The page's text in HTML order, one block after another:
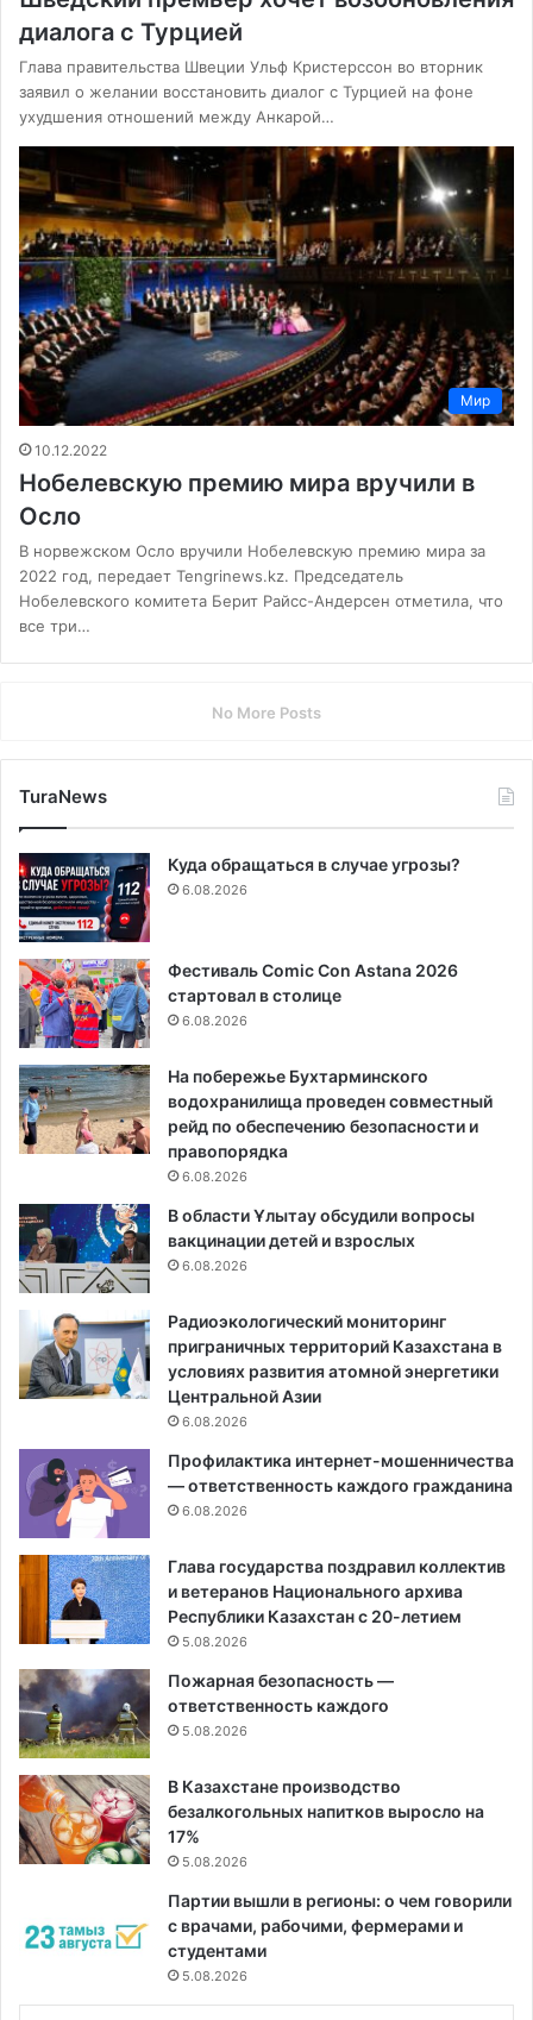
диалога с Турцией
Глава правительства Швеции Ульф Кристерссон во вторник
заявил о желании восстановить диалог с Турцией на фоне
ухудшения отношений между Анкарой…
Мир
10.12.2022
Нобелевскую премию мира вручили в
Осло
В норвежском Осло вручили Нобелевскую премию мира за
2022 год, передает Tengrinews.kz. Председатель
Нобелевского комитета Берит Райсс-Андерсен отметила, что
все три…
No More Posts
TuraNews
Куда обращаться в случае угрозы?
6.08.2026
Фестиваль Comic Con Astana 2026
стартовал в столице
6.08.2026
На побережье Бухтарминского
водохранилища проведен совместный
рейд по обеспечению безопасности и
правопорядка
6.08.2026
В области Ұлытау обсудили вопросы
вакцинации детей и взрослых
6.08.2026
Радиоэкологический мониторинг
приграничных территорий Казахстана в
условиях развития атомной энергетики
Центральной Азии
6.08.2026
Профилактика интернет-мошенничества
— ответственность каждого гражданина
6.08.2026
Глава государства поздравил коллектив
и ветеранов Национального архива
Республики Казахстан с 20-летием
5.08.2026
Пожарная безопасность —
ответственность каждого
5.08.2026
В Казахстане производство
безалкогольных напитков выросло на
17%
5.08.2026
Партии вышли в регионы: о чем говорили
с врачами, рабочими, фермерами и
студентами
5.08.2026